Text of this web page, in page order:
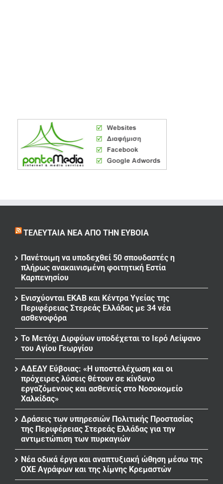
ΤΕΛΕΥΤΑΊΑ ΝΈΑ ΑΠΌ ΤΗΝ ΕΎΒΟΙΑ
Πανέτοιμη να υποδεχθεί 50 σπουδαστές η
πλήρως ανακαινισμένη φοιτητική Εστία
Καρπενησίου
Ενισχύονται ΕΚΑΒ και Κέντρα Υγείας της
Περιφέρειας Στερεάς Ελλάδας με 34 νέα
ασθενοφόρα
Το Μετόχι Διρφύων υποδέχεται το Ιερό Λείψανο
του Αγίου Γεωργίου
ΑΔΕΔΥ Εύβοιας: «Η υποστελέχωση και οι
πρόχειρες λύσεις θέτουν σε κίνδυνο
εργαζόμενους και ασθενείς στο Νοσοκομείο
Χαλκίδας»
Δράσεις των υπηρεσιών Πολιτικής Προστασίας
της Περιφέρειας Στερεάς Ελλάδας για την
αντιμετώπιση των πυρκαγιών
Νέα οδικά έργα και αναπτυξιακή ώθηση μέσω της
ΟΧΕ Αγράφων και της λίμνης Κρεμαστών